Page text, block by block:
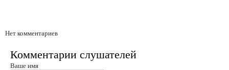
Нет комментариев
Комментарии слушателей
Ваше имя